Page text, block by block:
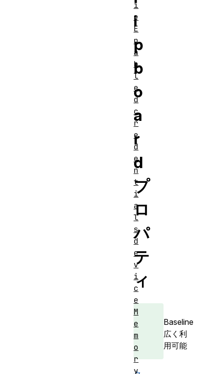
i
p
b
o
a
r
d
プ
ロ
パ
テ
ィ
Baseline
広く利
用可能
i
e
E
n
a
b
l
e
d
c
r
e
d
e
n
t
i
a
l
s
d
e
v
i
c
e
M
e
m
o
r
y